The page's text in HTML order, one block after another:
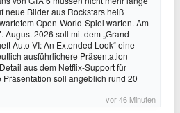
neue Bilder aus Rockstars heiß
Open-World-Spiel warten. Am
August 2026 soll mit dem „Grand
Auto VI: An Extended Look“ eine
ausführlichere Präsentation
aus dem Netflix-Support für
soll angeblich rund 20
vor 46 Minuten